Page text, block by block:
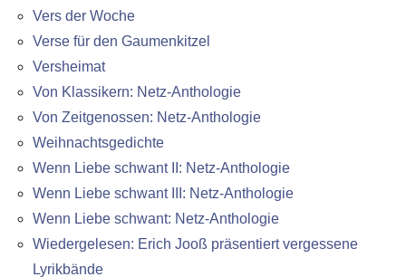
Vers der Woche
Verse für den Gaumenkitzel
Versheimat
Von Klassikern: Netz-Anthologie
Von Zeitgenossen: Netz-Anthologie
Weihnachtsgedichte
Wenn Liebe schwant II: Netz-Anthologie
Wenn Liebe schwant III: Netz-Anthologie
Wenn Liebe schwant: Netz-Anthologie
Wiedergelesen: Erich Jooß präsentiert vergessene
Lyrikbände